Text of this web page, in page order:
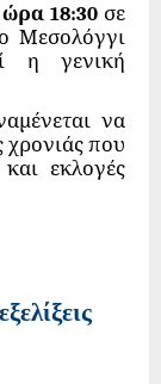
18:30 σε
Μεσολόγγι
η γενική
να
χρονιάς που
εκλογές